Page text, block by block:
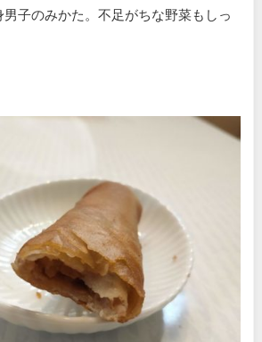
子のみかた。不足がちな野菜もしっ